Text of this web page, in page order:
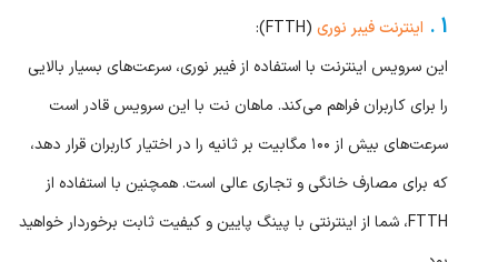
اینترنت فیبر نوری (FTTH):
این سرویس اینترنت با استفاده از فیبر نوری، سرعت‌های بسیار بالایی
را برای کاربران فراهم می‌کند. ماهان نت با این سرویس قادر است
سرعت‌های بیش از ۱۰۰ مگابیت بر ثانیه را در اختیار کاربران قرار دهد،
که برای مصارف خانگی و تجاری عالی است. همچنین با استفاده از
FTTH، شما از اینترنتی با پینگ پایین و کیفیت ثابت برخوردار خواهید